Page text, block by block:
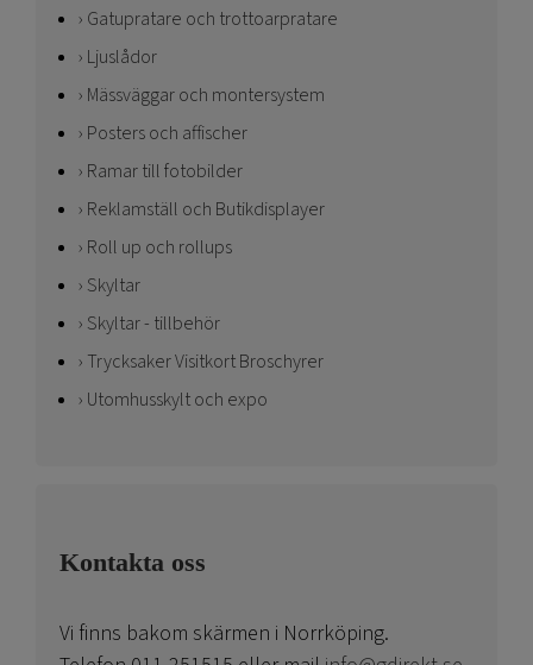
Gatupratare och trottoarpratare
Ljuslådor
Mässväggar och montersystem
Posters och affischer
Ramar till fotobilder
Reklamställ och Butikdisplayer
Roll up och rollups
Skyltar
Skyltar - tillbehör
Trycksaker Visitkort Broschyrer
Utomhusskylt och expo
Kontakta oss
Vi finns bakom skärmen i Norrköping.